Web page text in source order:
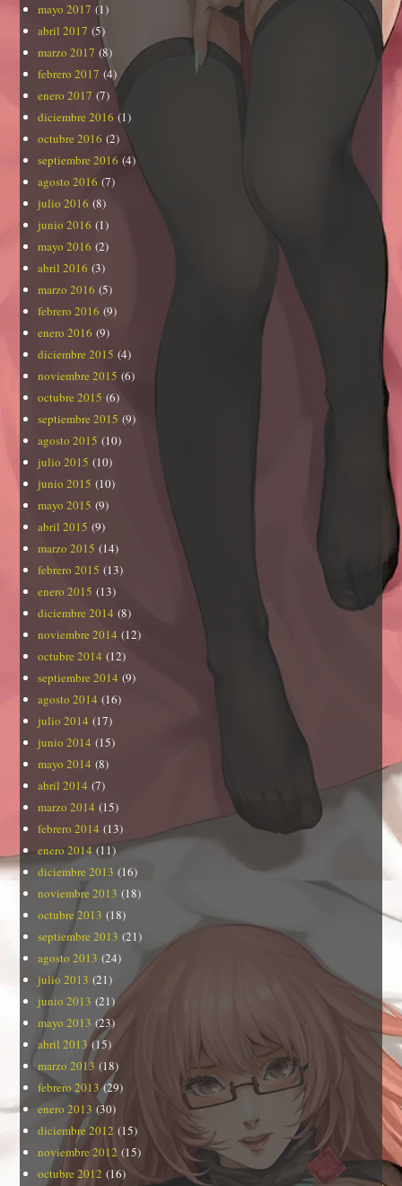
mayo 2017 (1)
abril 2017 (5)
marzo 2017 (8)
febrero 2017 (4)
enero 2017 (7)
diciembre 2016 (1)
octubre 2016 (2)
septiembre 2016 (4)
agosto 2016 (7)
julio 2016 (8)
junio 2016 (1)
mayo 2016 (2)
abril 2016 (3)
marzo 2016 (5)
febrero 2016 (9)
enero 2016 (9)
diciembre 2015 (4)
noviembre 2015 (6)
octubre 2015 (6)
septiembre 2015 (9)
agosto 2015 (10)
julio 2015 (10)
junio 2015 (10)
mayo 2015 (9)
abril 2015 (9)
marzo 2015 (14)
febrero 2015 (13)
enero 2015 (13)
diciembre 2014 (8)
noviembre 2014 (12)
octubre 2014 (12)
septiembre 2014 (9)
agosto 2014 (16)
julio 2014 (17)
junio 2014 (15)
mayo 2014 (8)
abril 2014 (7)
marzo 2014 (15)
febrero 2014 (13)
enero 2014 (11)
diciembre 2013 (16)
noviembre 2013 (18)
octubre 2013 (18)
septiembre 2013 (21)
agosto 2013 (24)
julio 2013 (21)
junio 2013 (21)
mayo 2013 (23)
abril 2013(15)
marzo 2013 (18)
febrero 2013(29)
enero 2013 (30)
diciembre 2012 (15)
noviembre 2012 (15)
octubre 2012 (16)